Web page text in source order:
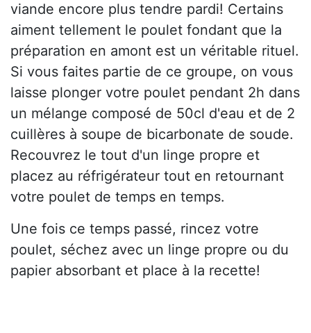
viande encore plus tendre pardi! Certains
aiment tellement le poulet fondant que la
préparation en amont est un véritable rituel.
Si vous faites partie de ce groupe, on vous
laisse plonger votre poulet pendant 2h dans
un mélange composé de 50cl d'eau et de 2
cuillères à soupe de bicarbonate de soude.
Recouvrez le tout d'un linge propre et
placez au réfrigérateur tout en retournant
votre poulet de temps en temps.
Une fois ce temps passé, rincez votre
poulet, séchez avec un linge propre ou du
papier absorbant et place à la recette!